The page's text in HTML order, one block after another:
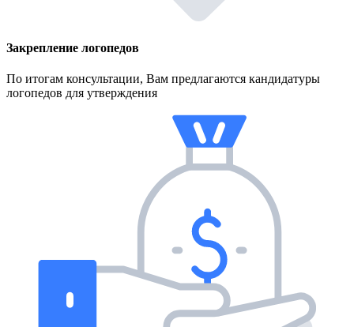
Закрепление логопедов
По итогам консультации, Вам предлагаются кандидатуры
логопедов для утверждения